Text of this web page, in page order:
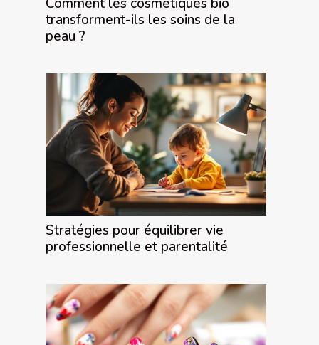
transforment-ils les soins de la
peau ?
Stratégies pour équilibrer vie
professionnelle et parentalité